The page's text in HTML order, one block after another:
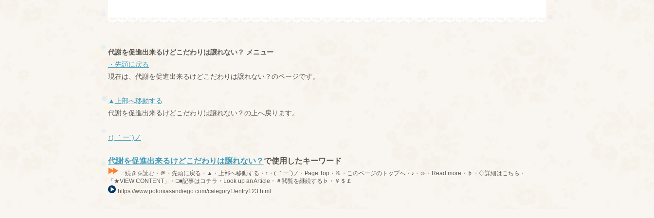
代謝を促進出来るけどこだわりは譲れない？ メニュー
・先頭に戻る
現在は、代謝を促進出来るけどこだわりは譲れない？のページです。
▲上部へ移動する
代謝を促進出来るけどこだわりは譲れない？の上へ戻ります。
↑( ｀ー´)ノ
代謝を促進出来るけどこだわりは譲れない？で使用したキーワード
∴続きを読む・＠・先頭に戻る・▲・上部へ移動する・↑・( ｀ー´)ノ・Page Top・※・このページのトップへ・♪・≫・Read more・♭・◇詳細はこちら・
「★VIEW CONTENT」・□■記事はコチラ・Look up an Article・＃閲覧を継続する♭・￥＄￡
https://www.poloniasandiego.com/category1/entry123.html